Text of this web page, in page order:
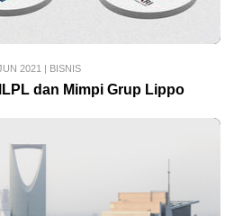
2021 | BISNIS
dan Mimpi Grup Lippo